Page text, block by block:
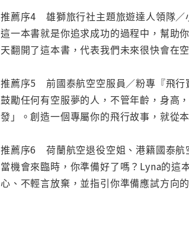
推薦序4 雄獅旅行社主題旅遊達人領隊／
這一本書就是你追求成功的過程中，幫助
天翻開了這本書，代表我們未來很快會在
推薦序5 前國泰航空空服員／粉專『飛
鼓勵任何有空服夢的人，不管年齡，身高
發」。創造一個專屬你的飛行故事，就從
推薦序6 荷蘭航空退役空姐、港籍國泰航
當機會來臨時，你準備好了嗎？Lyna的這
心、不輕言放棄，並指引你準備應試方向